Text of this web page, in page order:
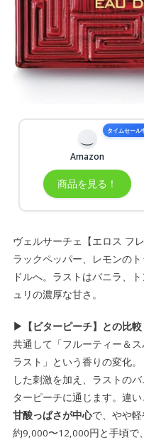
タイムセール
Amazon
商品を見る！
ヴェルサーチェ【エロス フ
ラックペッパー、レモンの
ドルへ。ラストはバニラ、
ュリの濃厚な甘さ。
▶【ビターピーチ】との比較
共通して「フルーティー＆
ラスト」という香りの変化
した刺激を加え、ラストの
ターピーチに通じます。違い
甘酸っぱさが中心で、やや
約9,000〜12,000円と手頃で